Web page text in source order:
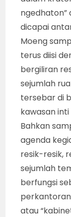
ngedhaton”
dicapai
Moeng
terus diisi
bergiliran
sejumlah
tersebar di
kawasan
Bahkan
agenda
resik-resik,
sejumlah
berfungsi
atau